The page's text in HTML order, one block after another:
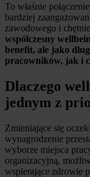
To właśnie
bardziej
zawodowego i
współczesny
benefit, ale jako
pracowników, jak i
Dlaczego
jednym z
Zmieniające się
wynagrodzenie
wyborze miejsca
organizacyjną,
wspierające zdrowie